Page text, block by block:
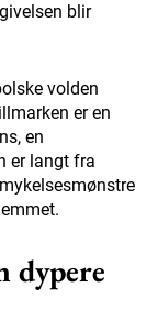
blir
volden
er en
en
er langt fra
dypere